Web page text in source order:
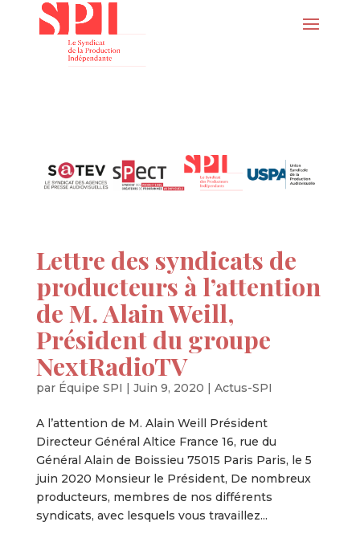
Lettre des syndicats de
producteurs à l’attention
de M. Alain Weill,
Président du groupe
NextRadioTV
par Équipe SPI Juin 9, 2020 Actus-SPI
A l’attention de M. Alain Weill Président
Directeur Général Altice France 16, rue du
Général Alain de Boissieu 75015 Paris Paris, le 5
juin 2020 Monsieur le Président, De nombreux
producteurs, membres de nos différents
syndicats, avec lesquels vous travaillez...